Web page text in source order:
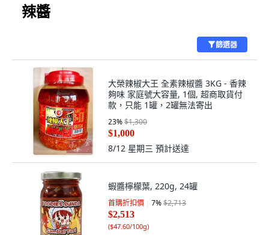
辣醬
篩選器
大榮辣椒大王 全素辣椒醬 3KG - 香辣
夠味 家庭號大容量, 1個, 超商取貨付
款，只能 1罐，2罐無法寄出
23%$1,300
$1,000
8/12 星期三 預計送達
蝦醬檸檬葉, 220g, 24罐
首購折扣價 7%$2,713
$2,513
($47.60/100g)